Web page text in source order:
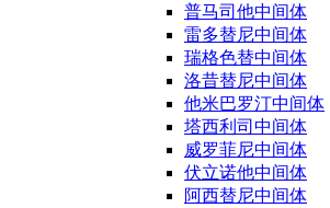
普马司他中间体
雷多替尼中间体
瑞格色替中间体
洛昔替尼中间体
他米巴罗汀中间体
塔西利司中间体
威罗菲尼中间体
伏立诺他中间体
阿西替尼中间体